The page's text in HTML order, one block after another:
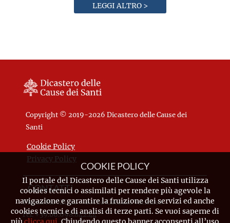
LEGGI ALTRO >
Copyright © 2019-2026 Dicastero delle Cause dei
Santi
Cookie Policy
Privacy Policy
CONTATTI
Piazza Pio XII, 10 - 00120 Città del Vaticano
Tel. +39.06.698.842.44
COOKIE POLICY
Il portale del Dicastero delle Cause dei Santi utilizza
cookies tecnici o assimilati per rendere più agevole la
navigazione e garantire la fruizione dei servizi ed anche
cookies tecnici e di analisi di terze parti. Se vuoi saperne di